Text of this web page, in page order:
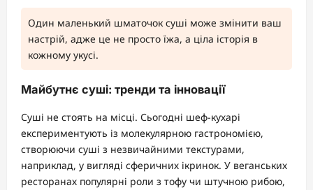
Один маленький шматочок суші може змінити ваш
настрій, адже це не просто їжа, а ціла історія в
кожному укусі.
Майбутнє суші: тренди та інновації
Суші не стоять на місці. Сьогодні шеф-кухарі
експериментують із молекулярною гастрономією,
створюючи суші з незвичайними текстурами,
наприклад, у вигляді сферичних ікринок. У веганських
ресторанах популярні роли з тофу чи штучною рибою,